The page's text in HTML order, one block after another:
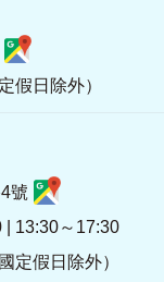
假日除外）
號
| 13:30～17:30
定假日除外）